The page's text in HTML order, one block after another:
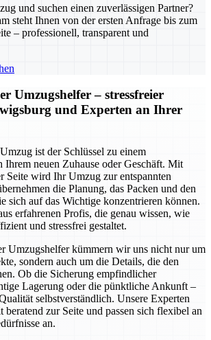
und suchen einen zuverlässigen Partner?
steht Ihnen von der ersten Anfrage bis zum
– professionell, transparent und
Umzugshelfer – stressfreier
und Experten an Ihrer
ist der Schlüssel zu einem
Ihrem neuen Zuhause oder Geschäft. Mit
Seite wird Ihr Umzug zur entspannten
die Planung, das Packen und den
sich auf das Wichtige konzentrieren können.
erfahrenen Profis, die genau wissen, wie
und stressfrei gestaltet.
Umzugshelfer kümmern wir uns nicht nur um
sondern auch um die Details, die den
Ob die Sicherung empfindlicher
Lagerung oder die pünktliche Ankunft –
selbstverständlich. Unsere Experten
beratend zur Seite und passen sich flexibel an
an.